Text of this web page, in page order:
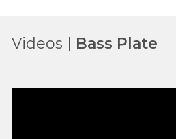
Videos | Bass Plate